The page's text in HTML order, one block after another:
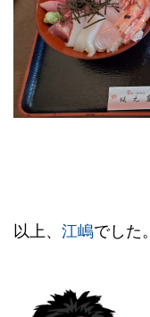
以上、 江嶋でした。